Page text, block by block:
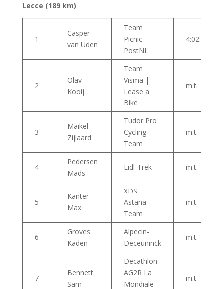
Lecce (189 km)
1
Casper
van Uden
Team
Picnic
PostNL
4:02:21
2
Olav
Kooij
Team
Visma |
Lease a
Bike
m.t.
3
Maikel
Zijlaard
Tudor Pro
Cycling
Team
m.t.
4
Pedersen
Mads
Lidl-Trek m.t.
5
Kanter
Max
XDS
Astana
Team
m.t.
6
Groves
Kaden
Alpecin-
Deceuninck
m.t.
7
Bennett
Sam
Decathlon
AG2R La
Mondiale
m.t.